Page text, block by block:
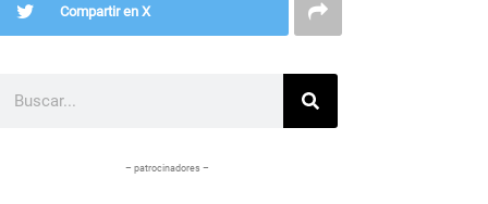
Compartir en X
– patrocinadores –